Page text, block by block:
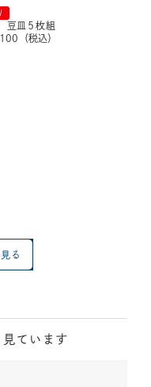
皿５枚組
（税込）
る
ています